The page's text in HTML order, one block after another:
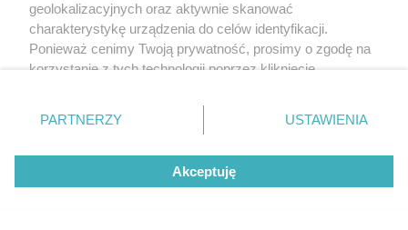
Żaden utwór zamieszczony w serwisie nie może być powielany i
eksploatacji w jakiejkolwiek formie, włącznie z umieszczaniem w Internecie
bez pisemnej zgody właściciela praw. Jakiekolwiek użycie lub
wykorzystanie utworów w całości lub w części z naruszeniem prawa, tzn.
geolokalizacyjnych oraz aktywnie skanować
charakterystykę urządzenia do celów identyfikacji.
Ponieważ cenimy Twoją prywatność, prosimy o zgodę na
korzystanie z tych technologii poprzez kliknięcie
zmienić/wycofać klikając przycisk ustawień prywatności
znajdujący się w lewym dolnym rogu strony
rodzaje przetwarzania danych nie wymagają zgody
użytkownika, ale masz prawo sprzeciwić się takiemu
przetwarzaniu. Preferencje będą miały zastosowanie tylko
PARTNERZY USTAWIENIA
Akceptuję